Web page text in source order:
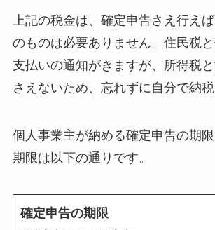
上記の税金は、確定申告さえ行え
のものは必要ありません。住民税
支払いの通知がきますが、所得税
さえないため、忘れずに自分で納税
個人事業主が納める確定申告の期
期限は以下の通りです。
確定申告の期限